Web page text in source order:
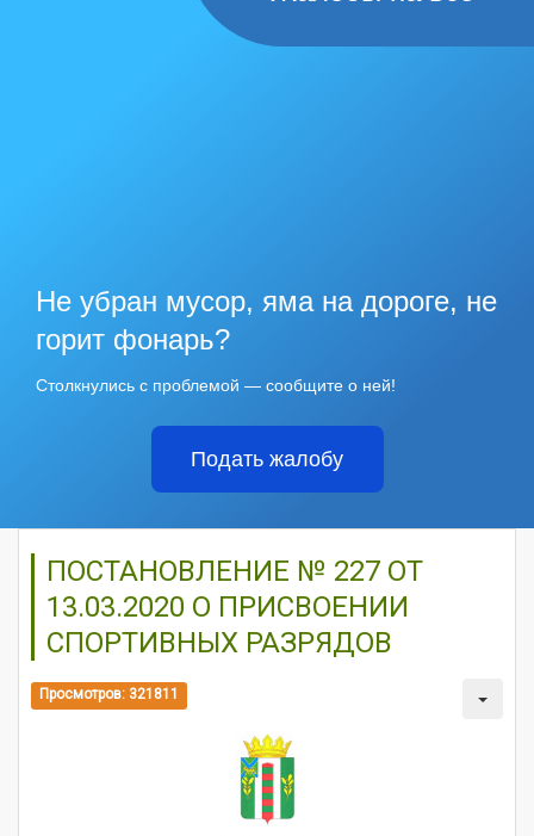
Не убран мусор, яма на дороге, не
горит фонарь?
Столкнулись с проблемой — сообщите о ней!
Подать жалобу
ПОСТАНОВЛЕНИЕ № 227 ОТ
13.03.2020 О ПРИСВОЕНИИ
СПОРТИВНЫХ РАЗРЯДОВ
Просмотров: 321811